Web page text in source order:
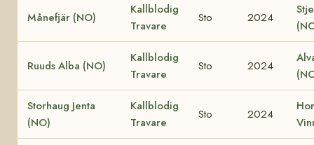
Månefjär (NO)
Kallblodig
Travare
Sto 2024
Ruuds Alba (NO)
Kallblodig
Travare
Sto 2024
Storhaug Jenta
(NO)
Kallblodig
Travare
Sto 2024